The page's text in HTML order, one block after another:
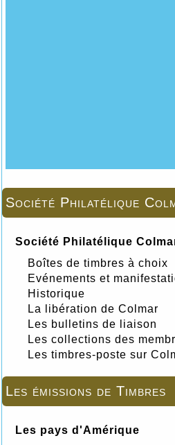
Société Philatélique
Société Philatélique
Boîtes de timbres à choix
Evénements et
Historique
La libération de Colmar
Les bulletins de liaison
Les collections des
Les timbres-poste sur
Les émissions de Timbres
Les pays d'Amérique